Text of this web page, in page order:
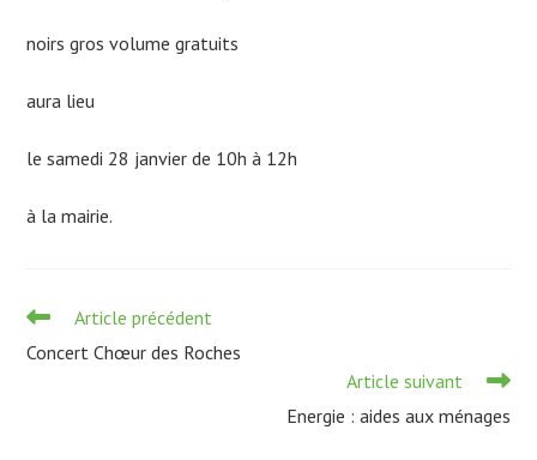
noirs gros volume gratuits
aura lieu
le samedi 28 janvier de 10h à 12h
à la mairie.
Read
articles
Article précédent
Concert Chœur des Roches
Article suivant
Energie : aides aux ménages